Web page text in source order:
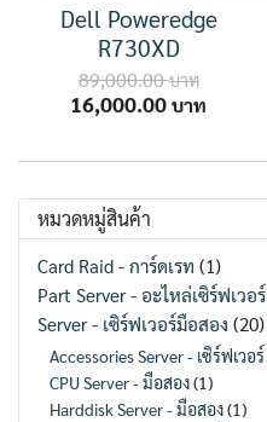
Dell Poweredge
R730XD
89,000.00
Original
16,000.00
หมวดหมู่สินค้า
Card Raid - การ์ดเรท (1)
Part Server - อะไหล่เซิร์ฟเวอร์
Server - เซิร์ฟเวอร์มือสอง (20)
Accessories Server - เซิร์ฟเวอร์
CPU Server - มือสอง(1)
Harddisk Server - มือสอง(1)